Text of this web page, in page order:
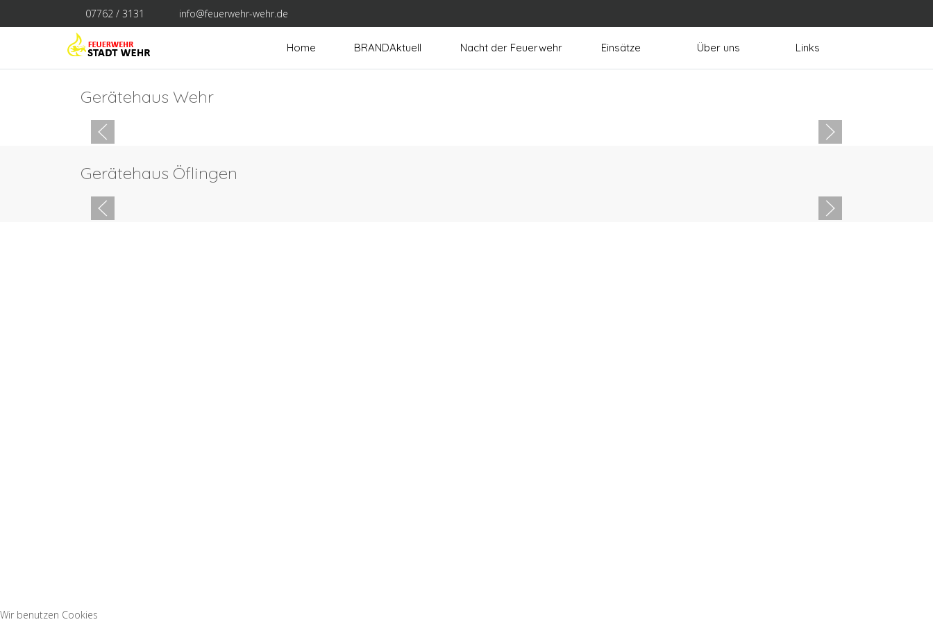
07762 / 3131 info@feuerwehr-wehr.de
Home BRANDAktuell Nacht der Feuerwehr Einsätze Über uns Links
Gerätehaus Wehr
Gerätehaus Öflingen
Wir benutzen Cookies